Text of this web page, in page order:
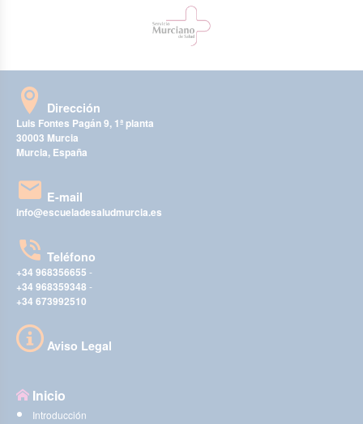
Dirección
Luis Fontes Pagán 9, 1ª planta
30003 Murcia
Murcia, España
E-mail
info@escueladesaludmurcia.es
Teléfono
+34 968356655 -
+34 968359348 -
+34 673992510
Aviso Legal
Inicio
Introducción